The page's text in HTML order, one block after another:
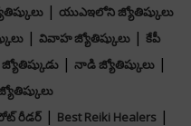
spiritual insight,
you through life’s
is here to light the way
power.
| యుఎఇలోని జ్యోతిష్కులు
| వివాహ జ్యోతిష్కులు | కేపీ
జ్యోతిష్కుడు | నాడి జ్యోతిష్కులు |
రీడర్ | Best Reiki Healers |